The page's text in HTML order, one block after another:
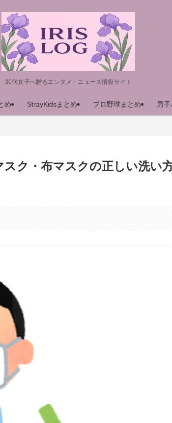
30代女子へ贈るエンタメ・ニュース情報サイト
め StrayKidsまとめ プロ野球まとめ 男
ク・布マスクの正しい洗い